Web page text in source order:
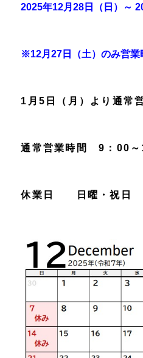
2025年12月28日（日）～
※12月27日（土）のみ営業
1月5日（月）より通常
通常営業時間 9：
休業日 日曜・祝日